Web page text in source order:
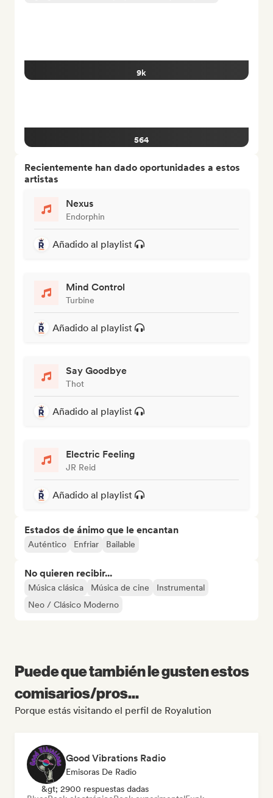
9k
564
Recientemente han dado oportunidades a estos
artistas
Nexus
Endorphin
Añadido al playlist
Mind Control
Turbine
Añadido al playlist
Say Goodbye
Thot
Añadido al playlist
Electric Feeling
JR Reid
Añadido al playlist
Estados de ánimo que le encantan
Auténtico Enfriar Bailable
No quieren recibir...
Música clásica Música de cine
Instrumental
Neo / Clásico Moderno
Puede que también le gusten estos
comisarios/pros...
Porque estás visitando el perfil de Royalution
Good Vibrations Radio
Emisoras De Radio
&gt; 2900 respuestas dadas